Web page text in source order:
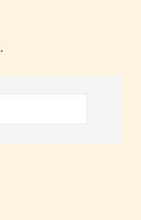
.